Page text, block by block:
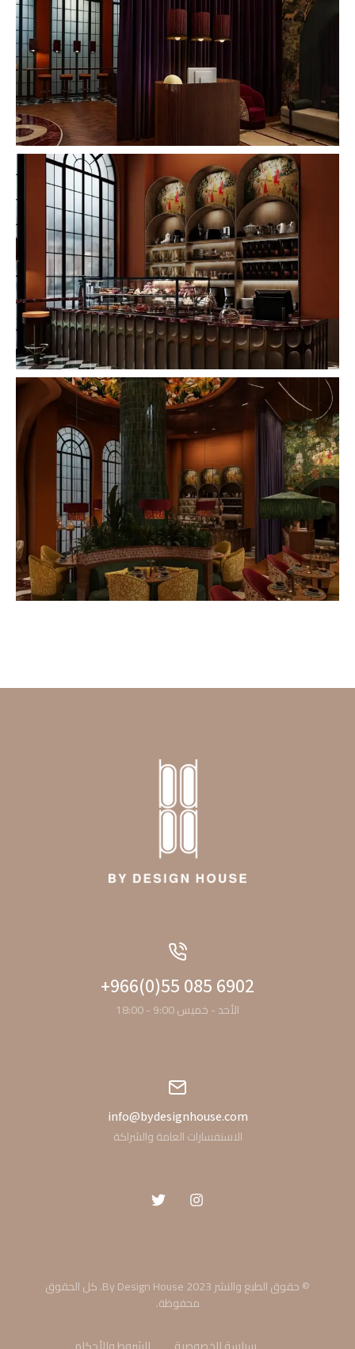
+966(0)55 085 6902
الأحد - خميس 9:00 - 18:00
info@bydesignhouse.com
الاستفسارات العامة والشراكة
© حقوق الطبع والنشر 2023 By Design House. كل الحقوق
محفوظة.